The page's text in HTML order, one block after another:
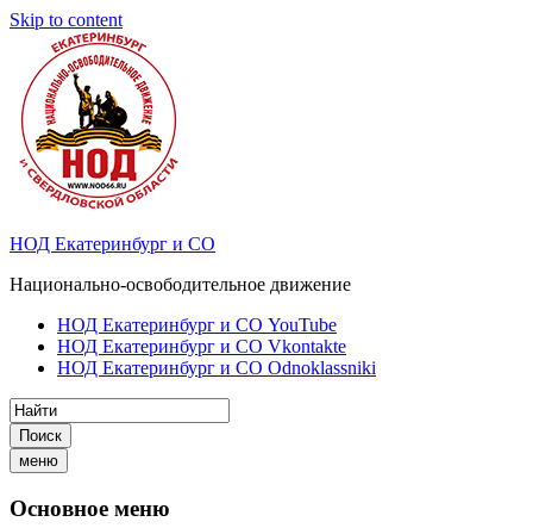
Skip to content
НОД Екатеринбург и СО
Национально-освободительное движение
НОД Екатеринбург и СО YouTube
НОД Екатеринбург и СО Vkontakte
НОД Екатеринбург и СО Odnoklassniki
Поиск
меню
Основное меню